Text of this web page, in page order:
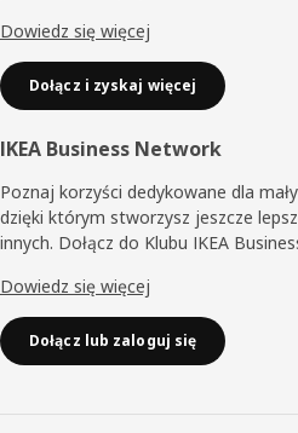
Dowiedz się więcej
Dołącz i zyskaj więcej
IKEA Business Network
Poznaj korzyści dedykowane dla
dzięki którym stworzysz jeszcze
innych. Dołącz do Klubu IKEA
Dowiedz się więcej
Dołącz lub zaloguj się